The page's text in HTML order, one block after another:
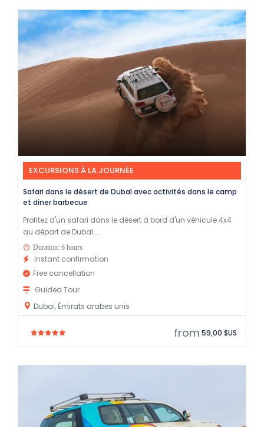
EXCURSIONS À LA JOURNÉE
Safari dans le désert de Dubaï avec activités dans le camp
et dîner barbecue
Profitez d'un safari dans le désert à bord d'un véhicule 4x4
au départ de Dubaï....
Duration: 6 hours
Instant confirmation
Free cancellation
Guided Tour
Dubai, Émirats arabes unis
from 59,00 $US